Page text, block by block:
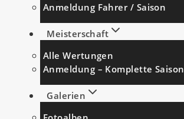
Anmeldung Fahrer / Saison
Meisterschaft
Alle Wertungen
Anmeldung – Komplette Saison
Galerien